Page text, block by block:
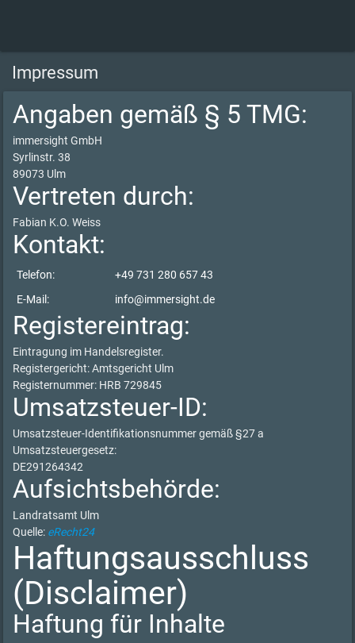
Impressum
Angaben gemäß § 5 TMG:
immersight GmbH
Syrlinstr. 38
89073 Ulm
Vertreten durch:
Fabian K.O. Weiss
Kontakt:
Telefon:
+49 731 280 657 43
E-Mail:
info@immersight.de
Registereintrag:
Eintragung im Handelsregister.
Registergericht: Amtsgericht Ulm
Registernummer: HRB 729845
Umsatzsteuer-ID:
Umsatzsteuer-Identifikationsnummer gemäß §27 a
Umsatzsteuergesetz:
DE291264342
Aufsichtsbehörde:
Landratsamt Ulm
Quelle: eRecht24
Haftungsausschluss
(Disclaimer)
Haftung für Inhalte